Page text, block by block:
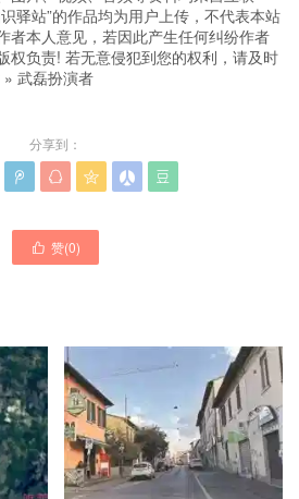
驿站”的作品均为用户上传，不代表本站
者本人意见，若因此产生任何纠纷作者
权负责! 若无意侵犯到您的权利，请及时
» 武磊扮演者
分享到：
    
 赞(0)